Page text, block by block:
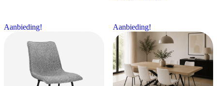
Aanbieding! Aanbieding!